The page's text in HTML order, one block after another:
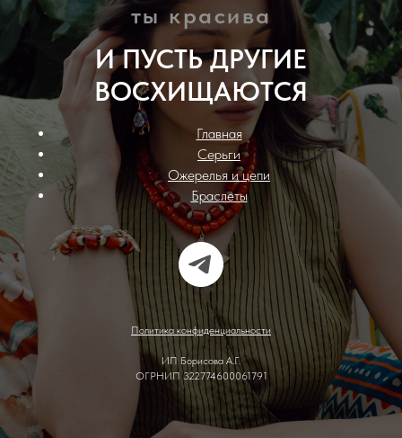
ты красива
И ПУСТЬ ДРУГИЕ
ВОСХИЩАЮТСЯ
Главная
Серьги
Ожерелья и цепи
Браслеты
Политика конфиденциальности
ИП Борисова А.Г.
ОГРНИП 322774600061791